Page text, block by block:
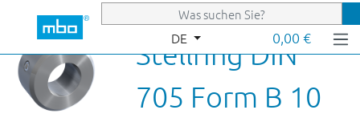
Zum Hauptinhalt springen
DE 0,00 €
Stellring DIN
705 Form B 10